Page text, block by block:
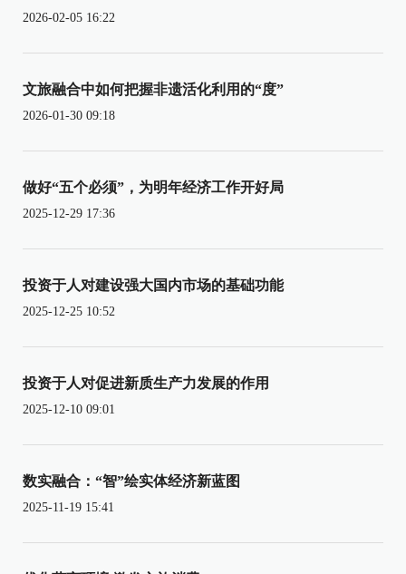
2026-02-05 16:22
文旅融合中如何把握非遗活化利用的“度”
2026-01-30 09:18
做好“五个必须”，为明年经济工作开好局
2025-12-29 17:36
投资于人对建设强大国内市场的基础功能
2025-12-25 10:52
投资于人对促进新质生产力发展的作用
2025-12-10 09:01
数实融合：“智”绘实体经济新蓝图
2025-11-19 15:41